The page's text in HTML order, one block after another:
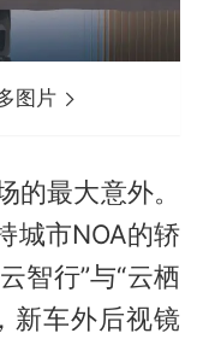
图片
的最大意外。
城市NOA的轿
智行”与“云栖
新车外后视镜